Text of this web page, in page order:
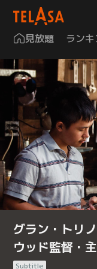
見放題 ラン
グラン・トリ
ウッド監督・主
Subtitle